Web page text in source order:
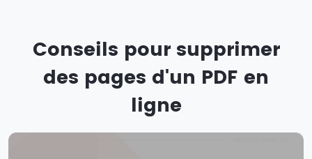
Conseils pour supprimer
des pages d'un PDF en
ligne